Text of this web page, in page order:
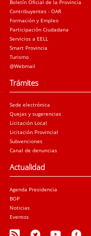
Boletín Oficial de la Provincia
Contribuyentes - OAR
Formación y Empleo
Participación Ciudadana
Servicios a EELL
Smart Provincia
Turismo
@Webmail
Trámites
Sede electrónica
Quejas y sugerencias
Licitación Local
Licitación Provincial
Subvenciones
Canal de denuncias
Actualidad
Agenda Presidencia
BOP
Noticias
Eventos